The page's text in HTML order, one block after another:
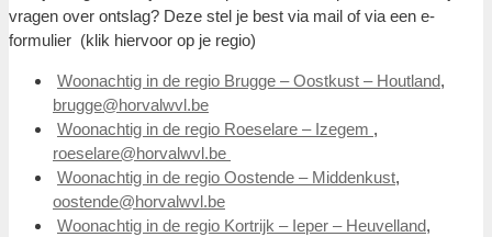
vragen over ontslag? Deze stel je best via mail of via een e-
formulier (klik hiervoor op je regio)
Woonachtig in de regio Brugge – Oostkust – Houtland,
brugge@horvalwvl.be
Woonachtig in de regio Roeselare – Izegem ,
roeselare@horvalwvl.be
Woonachtig in de regio Oostende – Middenkust,
oostende@horvalwvl.be
Woonachtig in de regio Kortrijk – Ieper – Heuvelland,